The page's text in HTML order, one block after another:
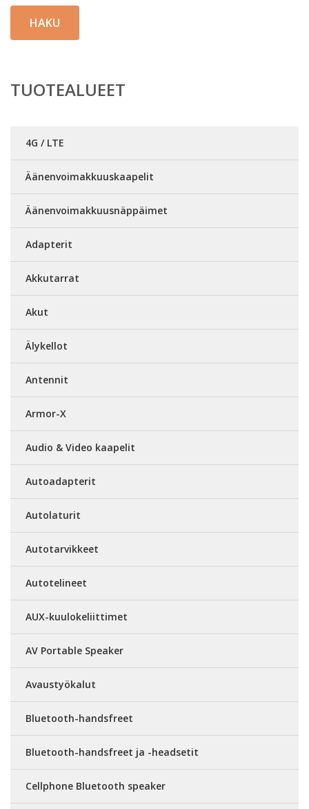
HAKU
TUOTEALUEET
4G / LTE
Äänenvoimakkuuskaapelit
Äänenvoimakkuusnäppäimet
Adapterit
Akkutarrat
Akut
Älykellot
Antennit
Armor-X
Audio & Video kaapelit
Autoadapterit
Autolaturit
Autotarvikkeet
Autotelineet
AUX-kuulokeliittimet
AV Portable Speaker
Avaustyökalut
Bluetooth-handsfreet
Bluetooth-handsfreet ja -headsetit
Cellphone Bluetooth speaker